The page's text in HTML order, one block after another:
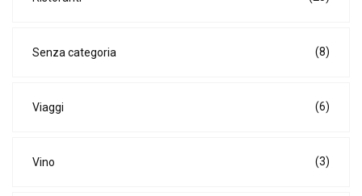
Senza categoria (8)
Viaggi (6)
Vino (3)